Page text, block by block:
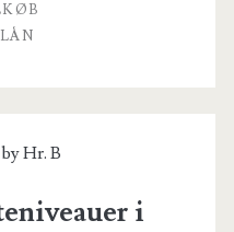
LÅN
Hr. B
i